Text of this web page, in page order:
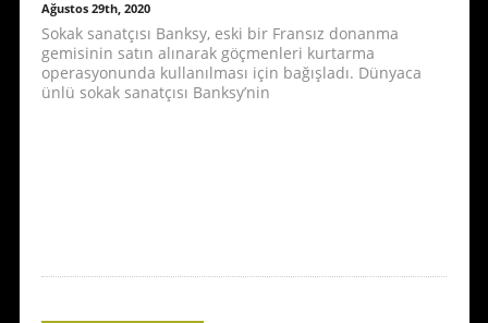
Ağustos 29th, 2020
Sokak sanatçısı Banksy, eski bir Fransız donanma
gemisinin satın alınarak göçmenleri kurtarma
operasyonunda kullanılması için bağışladı. Dünyaca
ünlü sokak sanatçısı Banksy’nin